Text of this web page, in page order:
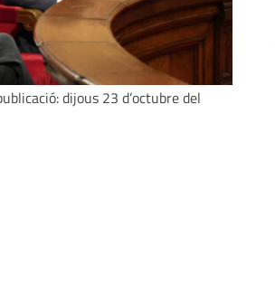
dijous 23 d’octubre del